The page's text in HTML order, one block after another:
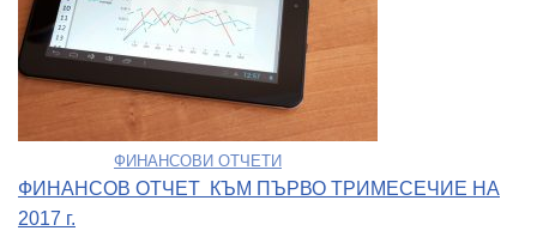
ФИНАНСОВИ ОТЧЕТИ
ФИНАНСОВ ОТЧЕТ КЪМ ПЪРВО ТРИМЕСЕЧИЕ НА
2017 г.